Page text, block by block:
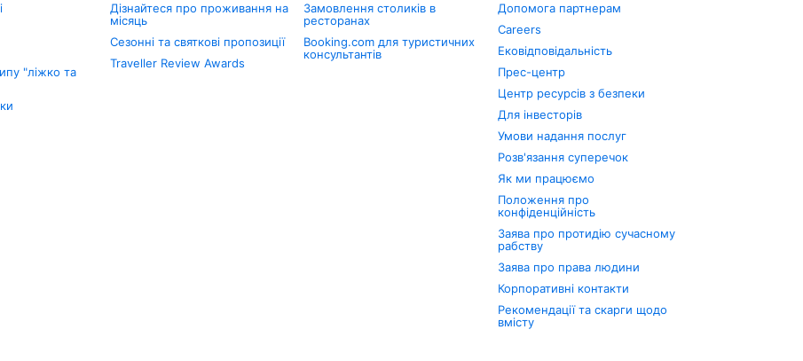
"ліжко та
Дізнайтеся про проживання на
місяць
Сезонні та святкові пропозиції
Traveller Review Awards
Замовлення столиків в
ресторанах
Booking.com для туристичних
консультантів
Допомога партнерам
Careers
Ековідповідальність
Прес-центр
Центр ресурсів з безпеки
Для інвесторів
Умови надання послуг
Розв'язання суперечок
Як ми працюємо
Положення про
конфіденційність
Заява про протидію сучасному
рабству
Заява про права людини
Корпоративні контакти
Рекомендації та скарги щодо
вмісту